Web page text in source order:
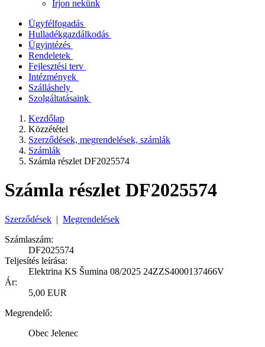
Írjon nekünk
Ügyfélfogadás
Hulladékgazdálkodás
Ügyintézés
Rendeletek
Fejlesztési terv
Intézmények
Szálláshely
Szolgáltatásaink
Kezdőlap
Közzététel
Szerződések, megrendelések, számlák
Számlák
Számla részlet DF2025574
Számla részlet DF2025574
Szerződések | Megrendelések
Számlaszám:
DF2025574
Teljesítés leírása:
Elektrina KS Šumina 08/2025 24ZZS4000137466V
Ár:
5,00 EUR
Megrendelő:
Obec Jelenec